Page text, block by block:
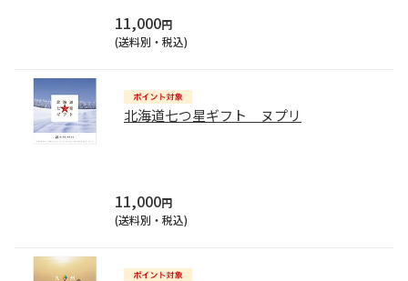
11,000円
(送料別・税込)
北海道七つ星ギフト ヌプリ
11,000円
(送料別・税込)